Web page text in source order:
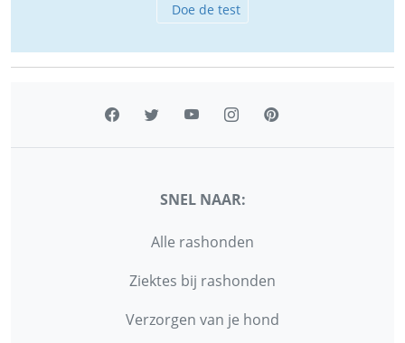
Doe de test
SNEL NAAR:
Alle rashonden
Ziektes bij rashonden
Verzorgen van je hond